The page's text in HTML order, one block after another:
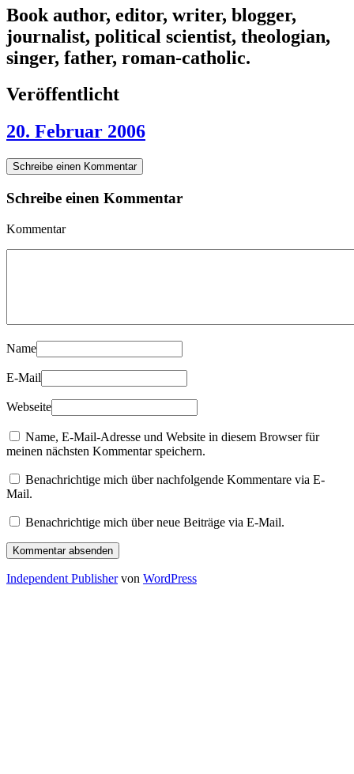
Book author, editor, writer, blogger,
journalist, political scientist, theologian,
singer, father, roman-catholic.
Veröffentlicht
20. Februar 2006
Schreibe einen Kommentar
Schreibe einen Kommentar
Kommentar
Name
E-Mail
Webseite
Name, E-Mail-Adresse und Website in diesem Browser für
meinen nächsten Kommentar speichern.
Benachrichtige mich über nachfolgende Kommentare via E-
Mail.
Benachrichtige mich über neue Beiträge via E-Mail.
Independent Publishervon WordPress